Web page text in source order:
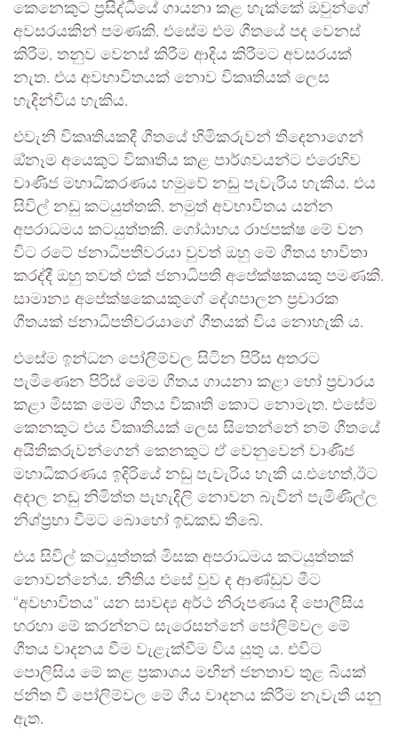
කෙනෙකුට ප්‍රසිද්ධියේ ගායනා කළ හැක්කේ ඔවුන්ගේ
අවසරයකින් පමණකි. එසේම එම ගීතයේ පද වෙනස්
කිරීම, තනුව වෙනස් කිරීම ආදිය කිරීමට අවසරයක්
නැත. එය අවභාවිතයක් නොව විකෘතියක් ලෙස
හැදින්විය හැකිය.
එවැනි විකෘතියකදී ගීතයේ හිමිකරුවන් තිදෙනාගෙන්
ඔ්නෑම අයෙකුට විකෘතිය කළ පාර්ශවයන්ට එරෙහිව
වාණිජ මහාධිකරණය හමුවේ නඩු පැවැරිය හැකිය. එය
සිවිල් නඩු කටයුත්තකි. නමුත් අවභාවිතය යන්න
අපරාධමය කටයුත්තකි. ගෝඨාභය රාජපක්ෂ මේ වන
විට රටේ ජනාධිපතිවරයා වුවත් ඔහු මේ ගීතය භාවිතා
කරද්දී ඔහු තවත් එක් ජනාධිපති අපේක්ෂකයකු පමණකි.
සාමාන්‍ය අපේක්ෂකෙයකුගේ දේශපාලන ප‍්‍රචාරක
ගීතයක් ජනාධිපතිවරයාගේ ගීතයක් විය නොහැකි ය.
එසේම ඉන්ධන පෝලිම්වල සිටින පිරිස අතරට
පැමිණෙන පිරිස් මෙම ගීතය ගායනා කළා හෝ ප‍්‍රචාරය
කළා මිසක මෙම ගීතය විකෘති කොට නොමැත. එසේම
කෙනකුට එය විකෘතියක් ලෙස සිතෙන්නේ නම් ගීතයේ
අයිතිකරුවන්ගෙන් කෙනකුට ඒ වෙනුවෙන් වාණිජ
මහාධිකරණය ඉදිරියේ නඩු පැවැරිය හැකි ය.එහෙත්,ඊට
අදාල නඩු නිමිත්ත පැහැදිලි නොවන බැවින් පැමිණිල්ල
නිශ්ප්‍රභා වීමට බොහෝ ඉඩකඩ තිබේ.
එය සිවිල් කටයුත්තක් මිසක අපරාධමය කටයුත්තක්
නොවන්නේය. නීතිය එසේ වුව ද ආණ්ඩුව මීට
“අවභාවිතය” යන සාවද්‍ය අර්ථ නිරූපණය දී පොලීසිය
හරහා මේ කරන්නට සැරෙසන්නේ පෝලිම්වල මේ
ගීතය වාදනය වීම වැළැක්වීම විය යුතු ය. එවිට
පොලිසිය මේ කළ ප‍්‍රකාශය මඟින් ජනතාව තුළ බියක්
ජනිත වී පෝලිම්වල මේ ගීය වාදනය කිරීම නැවැතී යනු
ඇත.